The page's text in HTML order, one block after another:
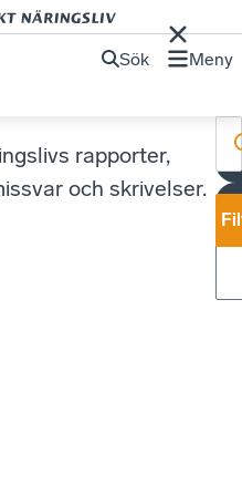
Sök Meny
rapporter,
och skrivelser.